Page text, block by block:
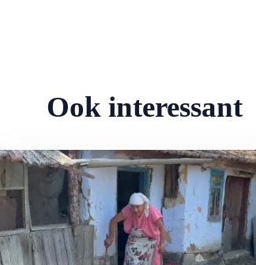
Ook interessant
meer over MAX Maakt Mogelijk: Help deze